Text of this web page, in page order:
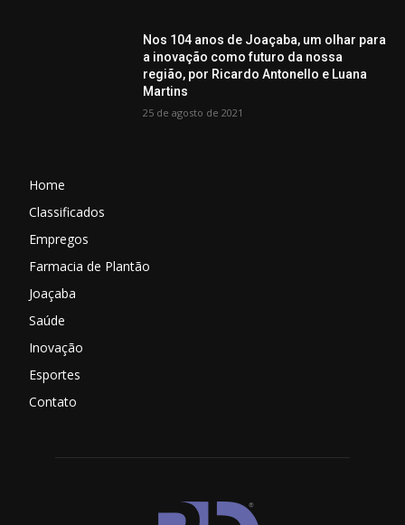
Nos 104 anos de Joaçaba, um olhar para
a inovação como futuro da nossa
região, por Ricardo Antonello e Luana
Martins
25 de agosto de 2021
Home
Classificados
Empregos
Farmacia de Plantão
Joaçaba
Saúde
Inovação
Esportes
Contato